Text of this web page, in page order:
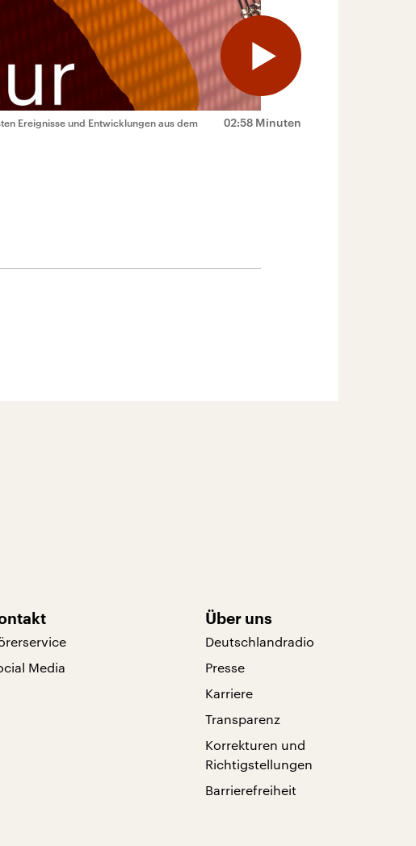
02:58 Minuten
Ereignisse und Entwicklungen aus dem
Media
Über uns
Deutschlandradio
Presse
Karriere
Transparenz
Korrekturen und
Richtigstellungen
Barrierefreiheit